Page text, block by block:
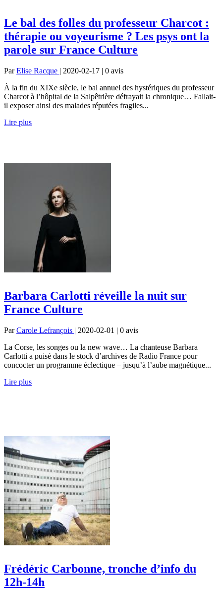
Le bal des folles du professeur Charcot :
thérapie ou voyeurisme ? Les psys ont la
parole sur France Culture
ParElise Racque | 2020-02-17 | 0 avis
À la fin du XIXe siècle, le bal annuel des hystériques du professeur
Charcot à l’hôpital de la Salpêtrière défrayait la chronique… Fallait-
il exposer ainsi des malades réputées fragiles...
Lire plus
Barbara Carlotti réveille la nuit sur
France Culture
ParCarole Lefrançois | 2020-02-01 | 0 avis
La Corse, les songes ou la new wave… La chanteuse Barbara
Carlotti a puisé dans le stock d’archives de Radio France pour
concocter un programme éclectique – jusqu’à l’aube magnétique...
Lire plus
Frédéric Carbonne, tronche d’info du
12h-14h